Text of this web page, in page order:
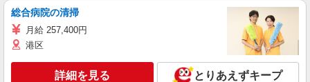
総合病院の清掃
月給 257,400円
港区
詳細を見る とりあえずキープ